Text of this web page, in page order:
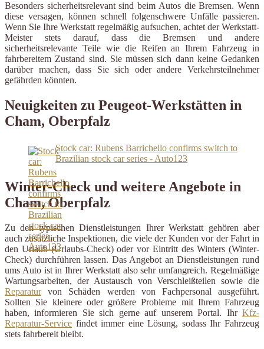
Besonders sicherheitsrelevant sind beim Autos die Bremsen. Wenn
diese versagen, können schnell folgenschwere Unfälle passieren.
Wenn Sie Ihre Werkstatt regelmäßig aufsuchen, achtet der Werkstatt-
Meister stets darauf, dass die Bremsen und andere
sicherheitsrelevante Teile wie die Reifen an Ihrem Fahrzeug in
fahrbereitem Zustand sind. Sie müssen sich dann keine Gedanken
darüber machen, dass Sie sich oder andere Verkehrsteilnehmer
gefährden könnten.
Neuigkeiten zu Peugeot-Werkstätten in
Cham, Oberpfalz
Stock car: Rubens Barrichello confirms switch to
Brazilian stock car series - Auto123
Winter-Check und weitere Angebote in
Cham, Oberpfalz
Zu den typischen Dienstleistungen Ihrer Werkstatt gehören aber
auch zusätzliche Inspektionen, die viele der Kunden vor der Fahrt in
den Urlaub (Urlaubs-Check) oder vor Eintritt des Winters (Winter-
Check) durchführen lassen. Das Angebot an Dienstleistungen rund
ums Auto ist in Ihrer Werkstatt also sehr umfangreich. Regelmäßige
Wartungsarbeiten, der Austausch von Verschleißteilen sowie die
Reparaturvon Schäden werden von Fachpersonal ausgeführt.
Sollten Sie kleinere oder größere Probleme mit Ihrem Fahrzeug
haben, informieren Sie sich gerne auf unserem Portal. Ihr Kfz-
Reparatur-Service findet immer eine Lösung, sodass Ihr Fahrzeug
stets fahrbereit bleibt.